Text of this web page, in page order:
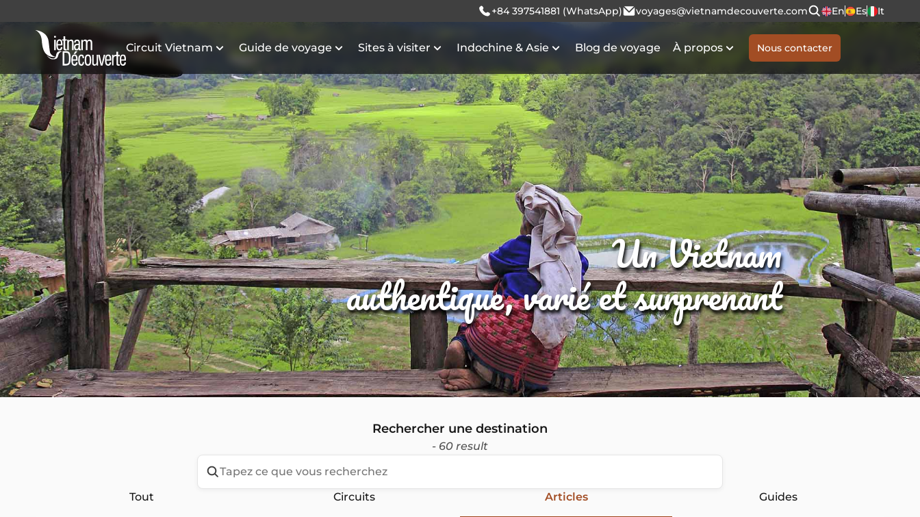
+84 397541881 (WhatsApp) voyages@vietnamdecouverte.com En Es It
Circuit Vietnam Guide de voyage Sites à visiter Indochine & Asie Blog de voyage À propos Nous contacter
Un Vietnam
authentique, varié et surprenant
Rechercher une destination
- 60 result
Tout Circuits Articles Guides